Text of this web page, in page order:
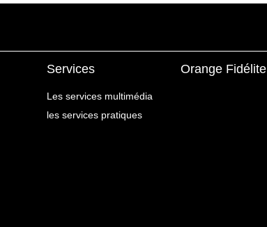
Services
Les services multimédia
les services pratiques
Orange Fidélite